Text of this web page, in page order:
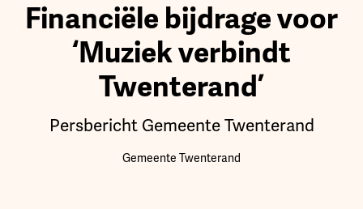
Financiële bijdrage voor
‘Muziek verbindt
Twenterand’
Persbericht Gemeente Twenterand
Gemeente Twenterand